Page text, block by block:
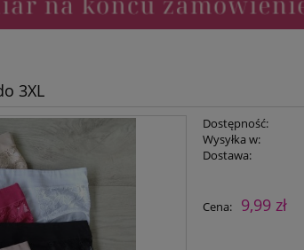
3XL
Dostępność:
Wysyłka w:
Dostawa:
Cena: 9,99 zł